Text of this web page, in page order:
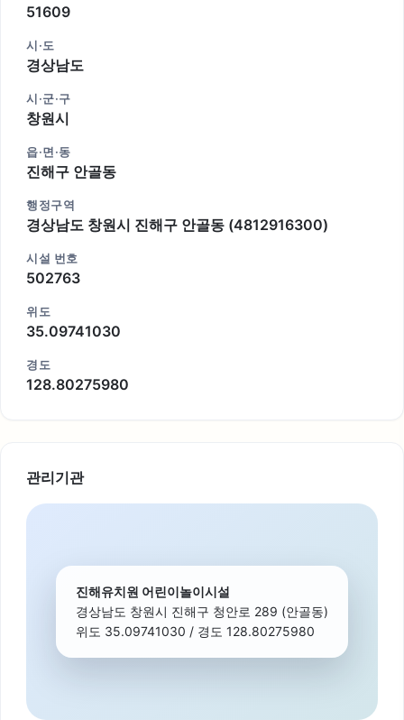
51609
시·도
경상남도
시·군·구
창원시
읍·면·동
진해구 안골동
행정구역
경상남도 창원시 진해구 안골동 (4812916300)
시설 번호
502763
위도
35.09741030
경도
128.80275980
관리기관
진해유치원 어린이놀이시설
경상남도 창원시 진해구 청안로 289 (안골동)
위도 35.09741030 / 경도 128.80275980